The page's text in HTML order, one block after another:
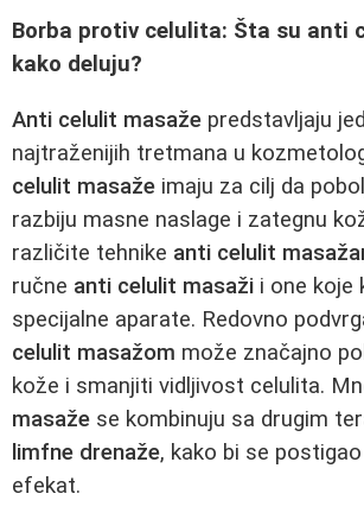
Borba protiv celulita: Šta su anti
kako deluju?
Anti celulit masaže predstavljaju
najtraženijih tretmana u
celulit masaže imaju za cilj da
razbiju masne naslage i zategnu
različite tehnike anti celulit
ručne anti celulit masaži i one koje
specijalne aparate. Redovno
celulit masažom može značajno
kože i smanjiti vidljivost celulita.
masaže se kombinuju sa drugim
limfne drenaže, kako bi se
efekat.